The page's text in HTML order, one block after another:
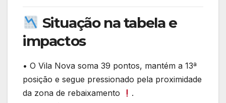
Situação na tabela e
impactos
• O Vila Nova soma 39 pontos, mantém a 13ª
posição e segue pressionado pela proximidade
da zona de rebaixamento
.